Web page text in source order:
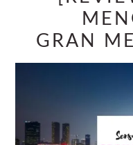
GRAN